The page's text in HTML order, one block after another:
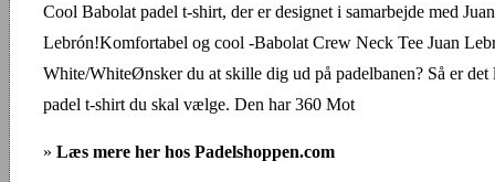
Cool Babolat padel t-shirt, der er designet i samarbejde med Juan
Lebrón!Komfortabel og cool -Babolat Crew Neck Tee Juan
White/WhiteØnsker du at skille dig ud på padelbanen? Så er det
padel t-shirt du skal vælge. Den har 360 Mot
» Læs mere her hos Padelshoppen.com